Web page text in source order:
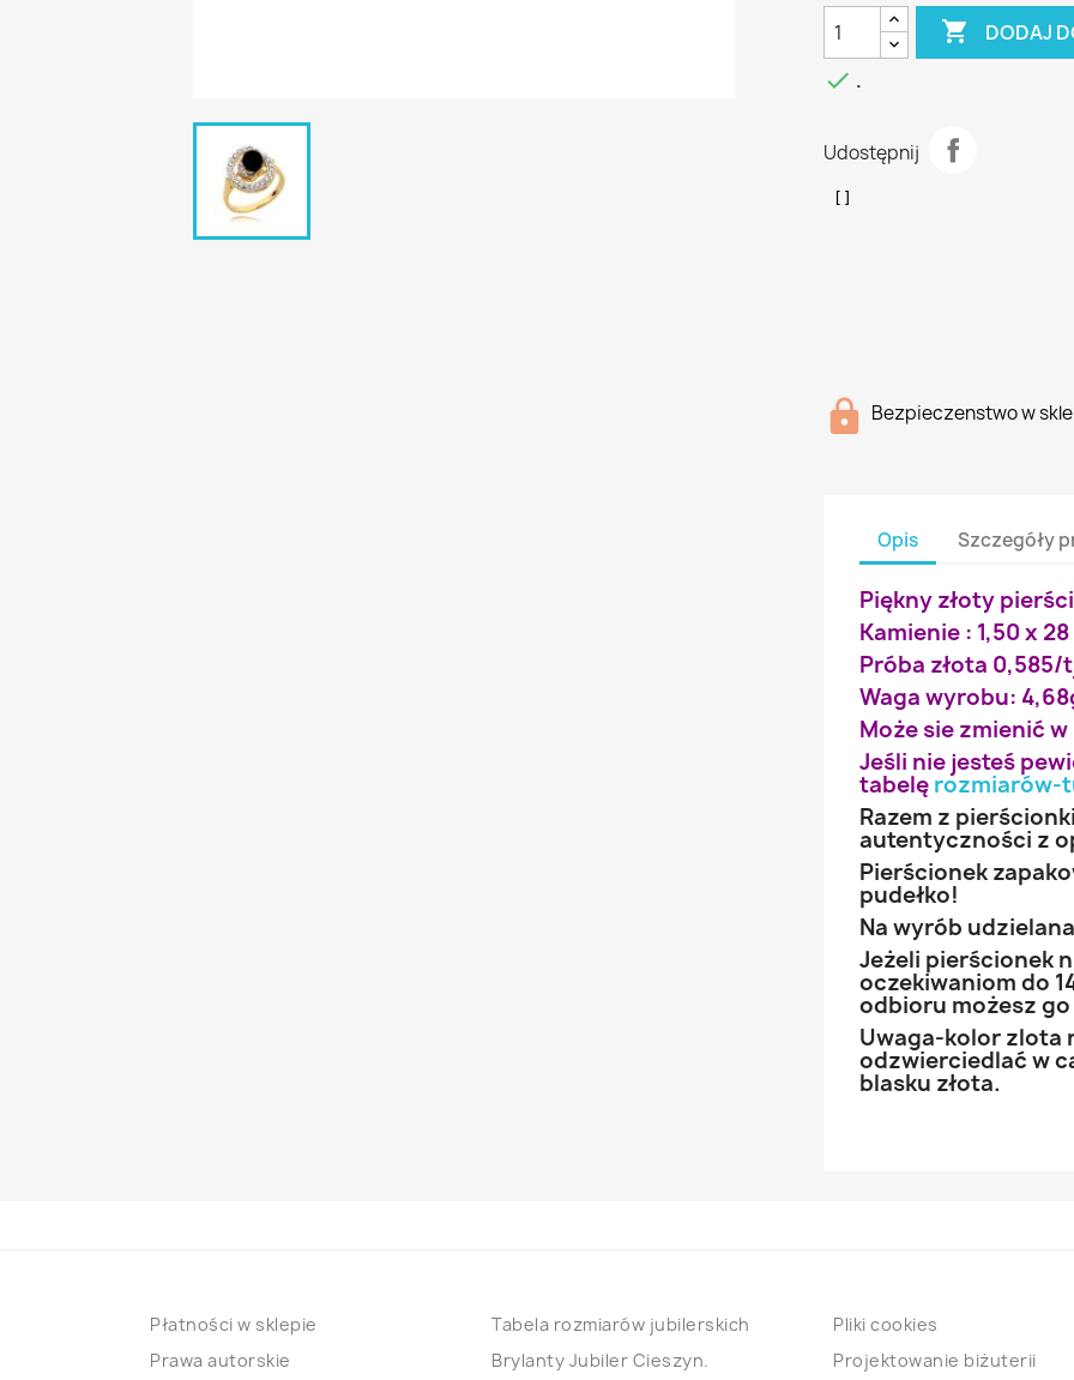
 DODAJ
 .
Udostępnij
Bezpieczenstwo w
Opis Szczegóły
Piękny złoty
Kamienie : 1,50 x 28
Próba złota 0,585/
Waga wyrobu:
Może sie zmienić
Jeśli nie jesteś
tabelę rozmiarów-
Razem z
autentyczności z
Pierścionek
pudełko!
Na wyrób
Jeżeli pierścionek
oczekiwaniom do
odbioru możesz
Uwaga-kolor zlota
odzwierciedlać w
blasku złota.
Płatności w sklepie
Prawa autorskie
Tabela rozmiarów jubilerskich
Brylanty Jubiler Cieszyn.
Pliki cookies
Projektowanie biżuterii